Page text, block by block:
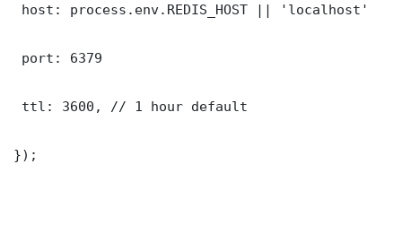
host: process.env.REDIS_HOST || 'localhost'
port: 6379
ttl: 3600, // 1 hour default
});